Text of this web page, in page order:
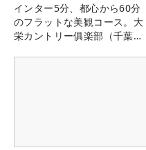
インター5分、都心から60分
のフラットな美観コース。大
栄カントリー俱楽部（千葉